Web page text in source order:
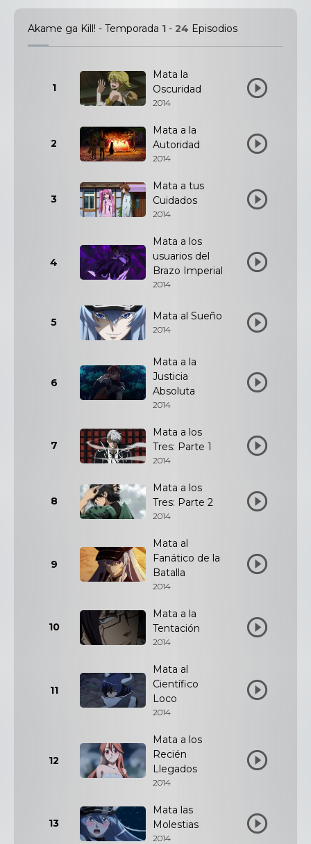
Akame ga Kill! - Temporada 1 - 24 Episodios
1
Mata la
Oscuridad
2014
2
Mata a la
Autoridad
2014
3
Mata a tus
Cuidados
2014
4
Mata a los
usuarios del
Brazo Imperial
2014
5 Mata al Sueño
2014
6
Mata a la
Justicia
Absoluta
2014
7
Mata a los
Tres: Parte 1
2014
8
Mata a los
Tres: Parte 2
2014
9
Mata al
Fanático de la
Batalla
2014
10
Mata a la
Tentación
2014
11
Mata al
Científico
Loco
2014
12
Mata a los
Recién
Llegados
2014
13
Mata las
Molestias
2014